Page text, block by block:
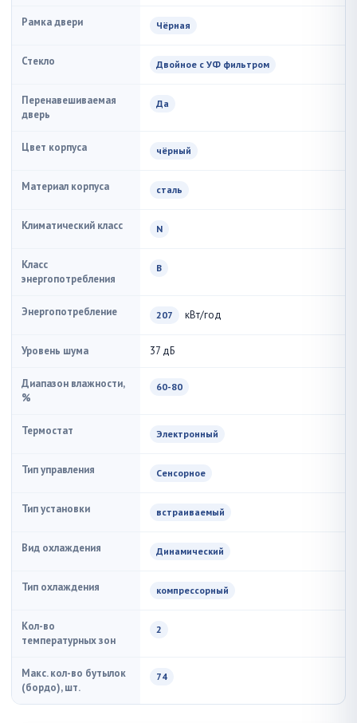
Рамка двери Чёрная
Стекло Двойное с УФ фильтром
Перенавешиваемая
дверь
Да
Цвет корпуса чёрный
Материал корпуса сталь
Климатический класс N
Класс
энергопотребления
B
Энергопотребление 207 кВт/год
Уровень шума 37 дБ
Диапазон влажности,
%
60-80
Термостат Электронный
Тип управления Сенсорное
Тип установки встраиваемый
Вид охлаждения Динамический
Тип охлаждения компрессорный
Кол-во
температурных зон
2
Макс. кол-во бутылок
(бордо), шт.
74